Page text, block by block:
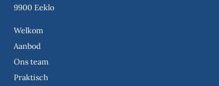
9900 Eeklo
Welkom
Aanbod
Ons team
Praktisch